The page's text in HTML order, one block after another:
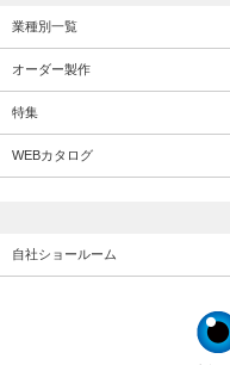
業種別一覧
オーダー製作
特集
WEBカタログ
自社ショールーム